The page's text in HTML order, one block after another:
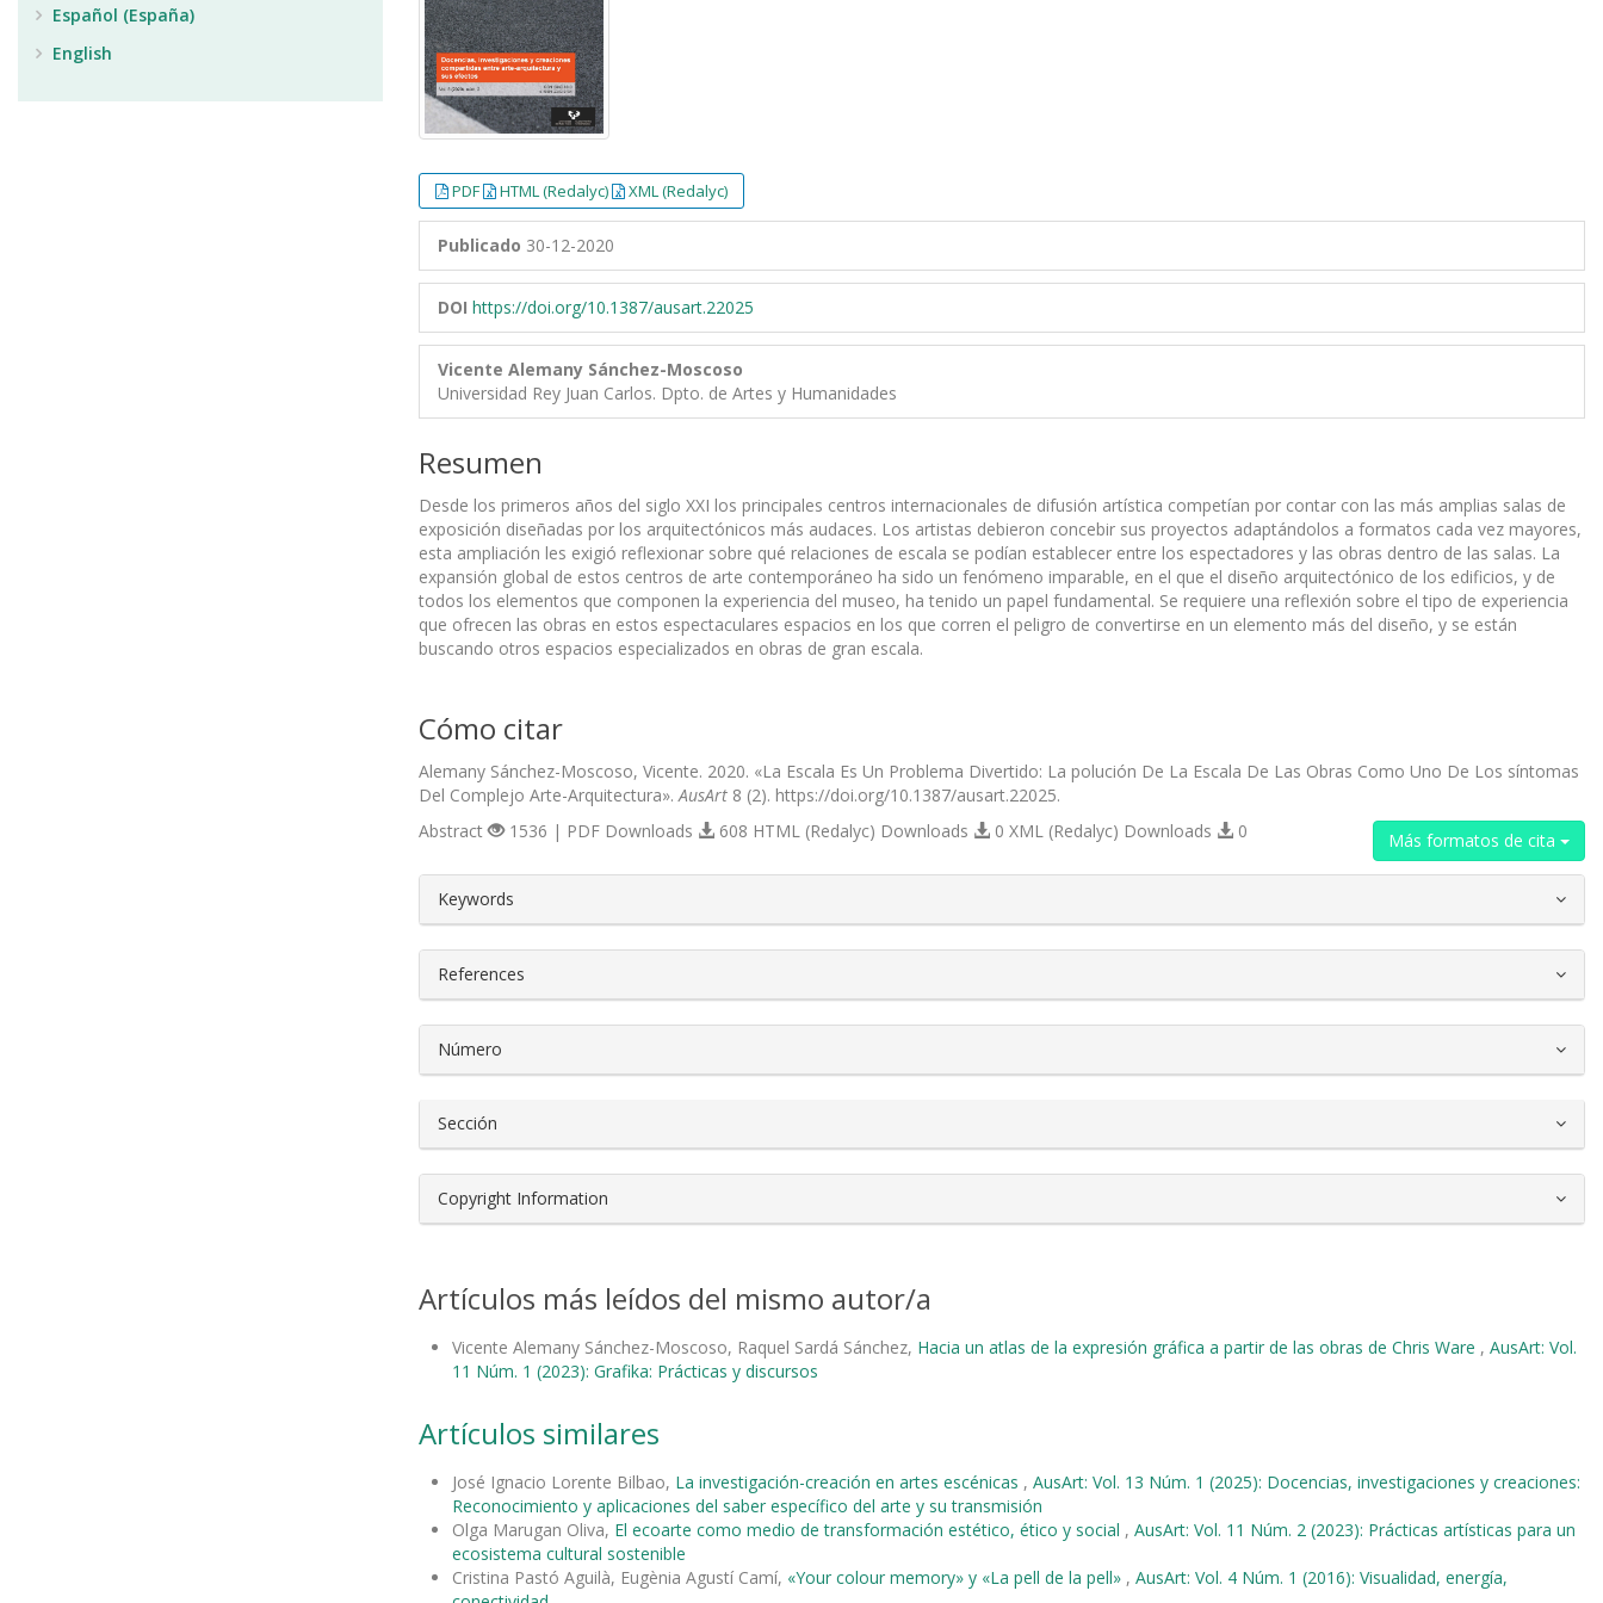
PDF HTML (Redalyc) XML (Redalyc)
Publicado 30-12-2020
DOI https://doi.org/10.1387/ausart.22025
Vicente Alemany Sánchez-Moscoso
Universidad Rey Juan Carlos. Dpto. de Artes y Humanidades
Resumen
Desde los primeros años del siglo XXI los principales centros internacionales de difusión artística competían por contar con las más amplias salas de
exposición diseñadas por los arquitectónicos más audaces. Los artistas debieron concebir sus proyectos adaptándolos a formatos cada vez mayores,
esta ampliación les exigió reflexionar sobre qué relaciones de escala se podían establecer entre los espectadores y las obras dentro de las salas. La
expansión global de estos centros de arte contemporáneo ha sido un fenómeno imparable, en el que el diseño arquitectónico de los edificios, y de
todos los elementos que componen la experiencia del museo, ha tenido un papel fundamental. Se requiere una reflexión sobre el tipo de experiencia
que ofrecen las obras en estos espectaculares espacios en los que corren el peligro de convertirse en un elemento más del diseño, y se están
buscando otros espacios especializados en obras de gran escala.
Cómo citar
Alemany Sánchez-Moscoso, Vicente. 2020. «La Escala Es Un Problema Divertido: La polución De La Escala De Las Obras Como Uno De Los síntomas
Del Complejo Arte-Arquitectura». AusArt 8 (2). https://doi.org/10.1387/ausart.22025.
Más formatos de cita
Abstract 1536 | PDF Downloads 608 HTML (Redalyc) Downloads 0 XML (Redalyc) Downloads 0
##plugins.themes.bootstrap3.article.details##
Keywords
References
Número
Sección
Copyright Information
Artículos más leídos del mismo autor/a
Vicente Alemany Sánchez-Moscoso, Raquel Sardá Sánchez, Hacia un atlas de la expresión gráfica a partir de las obras de Chris Ware , AusArt: Vol.
11 Núm. 1 (2023): Grafika: Prácticas y discursos
Artículos similares
José Ignacio Lorente Bilbao, La investigación-creación en artes escénicas , AusArt: Vol. 13 Núm. 1 (2025): Docencias, investigaciones y creaciones:
Reconocimiento y aplicaciones del saber específico del arte y su transmisión
Olga Marugan Oliva, El ecoarte como medio de transformación estético, ético y social , AusArt: Vol. 11 Núm. 2 (2023): Prácticas artísticas para un
ecosistema cultural sostenible
Cristina Pastó Aguilà, Eugènia Agustí Camí, «Your colour memory» y «La pell de la pell» , AusArt: Vol. 4 Núm. 1 (2016): Visualidad, energía,
Español (España)
English